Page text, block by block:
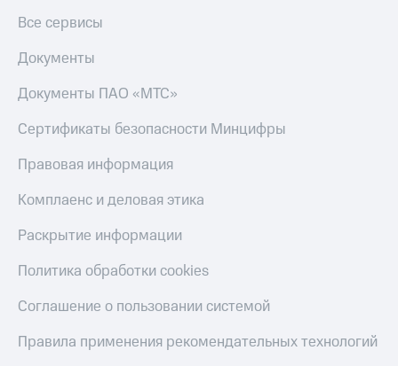
Все сервисы
Документы
Документы ПАО «МТС»
Сертификаты безопасности Минцифры
Правовая информация
Комплаенс и деловая этика
Раскрытие информации
Политика обработки cookies
Соглашение о пользовании системой
Правила применения рекомендательных технологий